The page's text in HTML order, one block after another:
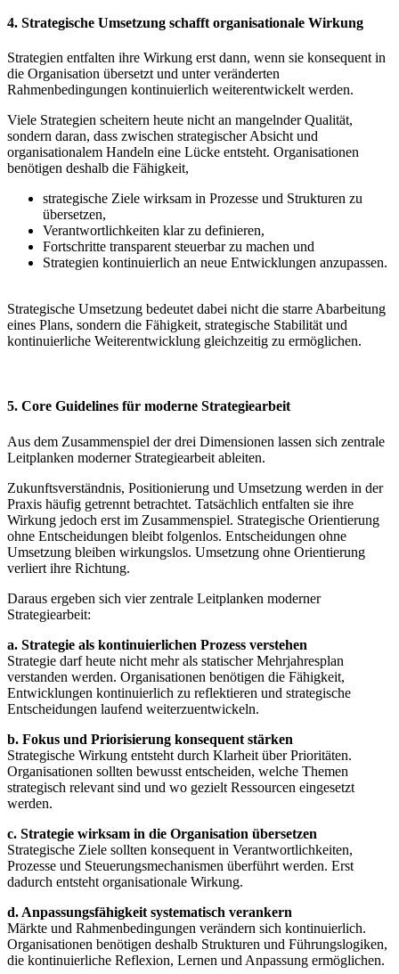
4. Strategische Umsetzung schafft organisationale Wirkung
Strategien entfalten ihre Wirkung erst dann, wenn sie konsequent in
die Organisation übersetzt und unter veränderten
Rahmenbedingungen kontinuierlich weiterentwickelt werden.
Viele Strategien scheitern heute nicht an mangelnder Qualität,
sondern daran, dass zwischen strategischer Absicht und
organisationalem Handeln eine Lücke entsteht. Organisationen
benötigen deshalb die Fähigkeit,
strategische Ziele wirksam in Prozesse und Strukturen zu
übersetzen,
Verantwortlichkeiten klar zu definieren,
Fortschritte transparent steuerbar zu machen und
Strategien kontinuierlich an neue Entwicklungen anzupassen.
Strategische Umsetzung bedeutet dabei nicht die starre Abarbeitung
eines Plans, sondern die Fähigkeit, strategische Stabilität und
kontinuierliche Weiterentwicklung gleichzeitig zu ermöglichen.
5. Core Guidelines für moderne Strategiearbeit
Aus dem Zusammenspiel der drei Dimensionen lassen sich zentrale
Leitplanken moderner Strategiearbeit ableiten.
Zukunftsverständnis, Positionierung und Umsetzung werden in der
Praxis häufig getrennt betrachtet. Tatsächlich entfalten sie ihre
Wirkung jedoch erst im Zusammenspiel. Strategische Orientierung
ohne Entscheidungen bleibt folgenlos. Entscheidungen ohne
Umsetzung bleiben wirkungslos. Umsetzung ohne Orientierung
verliert ihre Richtung.
Daraus ergeben sich vier zentrale Leitplanken moderner
Strategiearbeit:
a. Strategie als kontinuierlichen Prozess verstehen
Strategie darf heute nicht mehr als statischer Mehrjahresplan
verstanden werden. Organisationen benötigen die Fähigkeit,
Entwicklungen kontinuierlich zu reflektieren und strategische
Entscheidungen laufend weiterzuentwickeln.
b. Fokus und Priorisierung konsequent stärken
Strategische Wirkung entsteht durch Klarheit über Prioritäten.
Organisationen sollten bewusst entscheiden, welche Themen
strategisch relevant sind und wo gezielt Ressourcen eingesetzt
werden.
c. Strategie wirksam in die Organisation übersetzen
Strategische Ziele sollten konsequent in Verantwortlichkeiten,
Prozesse und Steuerungsmechanismen überführt werden. Erst
dadurch entsteht organisationale Wirkung.
d. Anpassungsfähigkeit systematisch verankern
Märkte und Rahmenbedingungen verändern sich kontinuierlich.
Organisationen benötigen deshalb Strukturen und Führungslogiken,
die kontinuierliche Reflexion, Lernen und Anpassung ermöglichen.